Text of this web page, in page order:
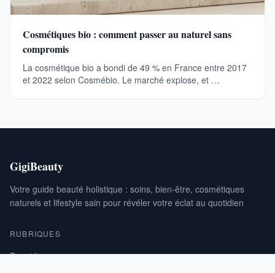
Cosmétiques bio : comment passer au naturel sans
compromis
La cosmétique bio a bondi de 49 % en France entre 2017
et 2022 selon Cosmébio. Le marché explose, et …
GigiBeauty
Votre guide beauté holistique : soins, bien-être, cosmétiques
naturels et lifestyle sain pour révéler votre éclat au quotidien
RUBRIQUES
Beauté